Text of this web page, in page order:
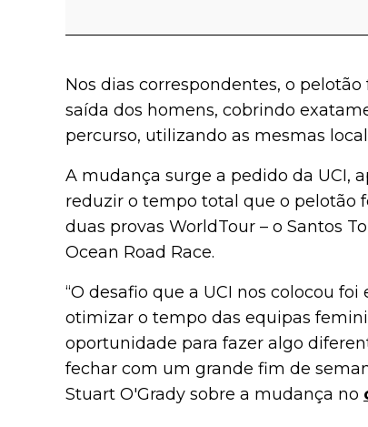
Nos dias correspondentes, o
saída dos homens, cobrindo
percurso, utilizando as mesmas
A mudança surge a pedido da UCI,
reduzir o tempo total que o pelotão
duas provas WorldTour – o Santos
Ocean Road Race.
“O desafio que a UCI nos colocou
otimizar o tempo das equipas
oportunidade para fazer algo
fechar com um grande fim de
Stuart O'Grady sobre a mudança no